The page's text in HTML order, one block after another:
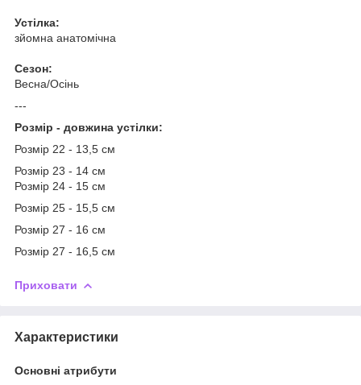
Устілка:
зйомна анатомічна
Сезон:
Весна/Осінь
---
Розмір - довжина устілки:
Розмір 22 - 13,5 см
Розмір 23 - 14 см
Розмір 24 - 15 см
Розмір 25 - 15,5 см
Розмір 27 - 16 см
Розмір 27 - 16,5 см
Приховати
Характеристики
Основні атрибути